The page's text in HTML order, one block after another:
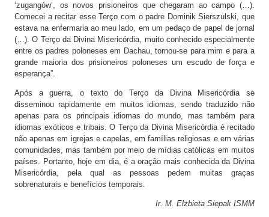
‘zugangów’, os novos prisioneiros que chegaram ao campo (…).
Comecei a recitar esse Terço com o padre Dominik Sierszulski, que
estava na enfermaria ao meu lado, em um pedaço de papel de jornal
(…). O Terço da Divina Misericórdia, muito conhecido especialmente
entre os padres poloneses em Dachau, tornou-se para mim e para a
grande maioria dos prisioneiros poloneses um escudo de força e
esperança”.
Após a guerra, o texto do Terço da Divina Misericórdia se
disseminou rapidamente em muitos idiomas, sendo traduzido não
apenas para os principais idiomas do mundo, mas também para
idiomas exóticos e tribais. O Terço da Divina Misericórdia é recitado
não apenas em igrejas e capelas, em famílias religiosas e em várias
comunidades, mas também por meio de mídias católicas em muitos
países. Portanto, hoje em dia, é a oração mais conhecida da Divina
Misericórdia, pela qual as pessoas pedem muitas graças
sobrenaturais e benefícios temporais.
Ir. M. Elżbieta Siepak ISMM